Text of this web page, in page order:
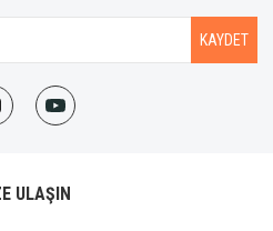
KAYDET
ULAŞIN